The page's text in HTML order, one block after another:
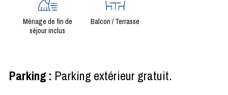
Ménage de fin de
séjour inclus
Balcon / Terrasse
Parking : Parking extérieur gratuit